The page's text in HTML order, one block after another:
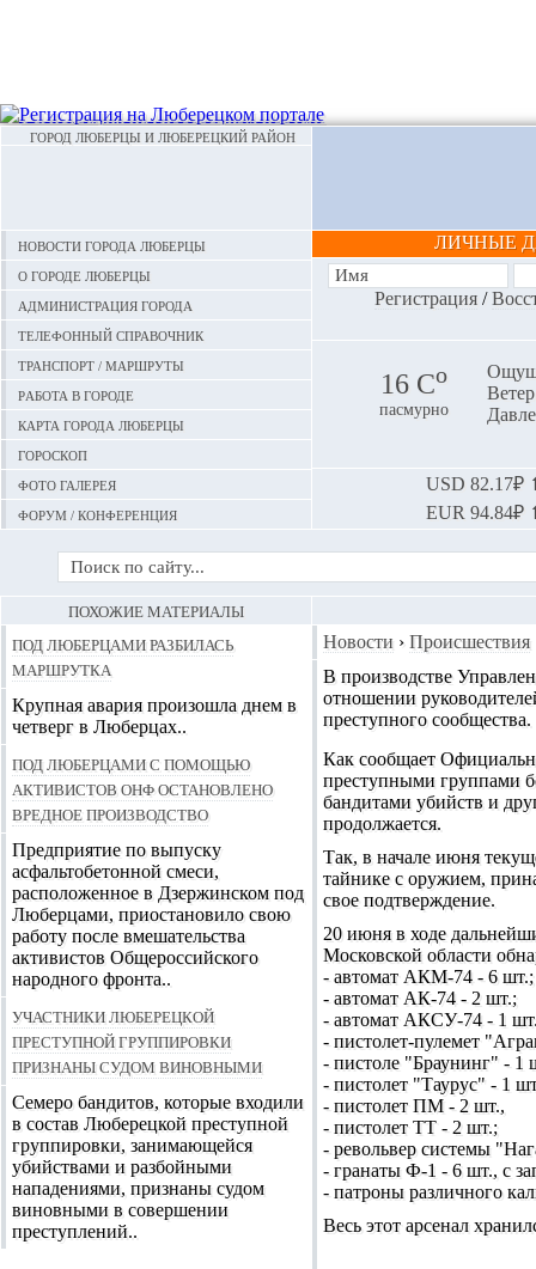
ГОРОД ЛЮБЕРЦЫ И ЛЮБЕРЕЦКИЙ РАЙОН
Новости города Люберцы
О городе Люберцы
Администрация города
Телефонный справочник
Транспорт / маршруты
Работа в городе
Карта города Люберцы
Гороскоп
Фото галерея
Форум / конференция
ЛИЧНЫЕ
Регистрация/
16 Сo
пасмурно
USD 82.17₽
EUR 94.84₽
Новости › Происшествия
В производстве
отношении
преступного сообщества.
Как сообщает
преступными группами
бандитами убийств и
продолжается.
Так, в начале июня
тайнике с оружием,
свое подтверждение.
20 июня в ходе
Московской области
- автомат АКМ-74 - 6 шт.;
- автомат АК-74 - 2 шт.;
- автомат АКСУ-74 - 1
- пистолет-пулемет
- пистоле "Браунинг" - 1
- пистолет "Таурус" - 1
- пистолет ПМ - 2 шт.,
- пистолет ТТ - 2 шт.;
- револьвер системы
- гранаты Ф-1 - 6 шт., с
- патроны различного
Весь этот арсенал
ПОХОЖИЕ МАТЕРИАЛЫ
Под Люберцами разбилась
маршрутка
Крупная авария произошла днем в
четверг в Люберцах..
Под Люберцами с помощью
активистов ОНФ остановлено
вредное производство
Предприятие по выпуску
асфальтобетонной смеси,
расположенное в Дзержинском под
Люберцами, приостановило свою
работу после вмешательства
активистов Общероссийского
народного фронта..
Участники Люберецкой
преступной группировки
признаны судом виновными
Семеро бандитов, которые входили
в состав Люберецкой преступной
группировки, занимающейся
убийствами и разбойными
нападениями, признаны судом
виновными в совершении
преступлений..